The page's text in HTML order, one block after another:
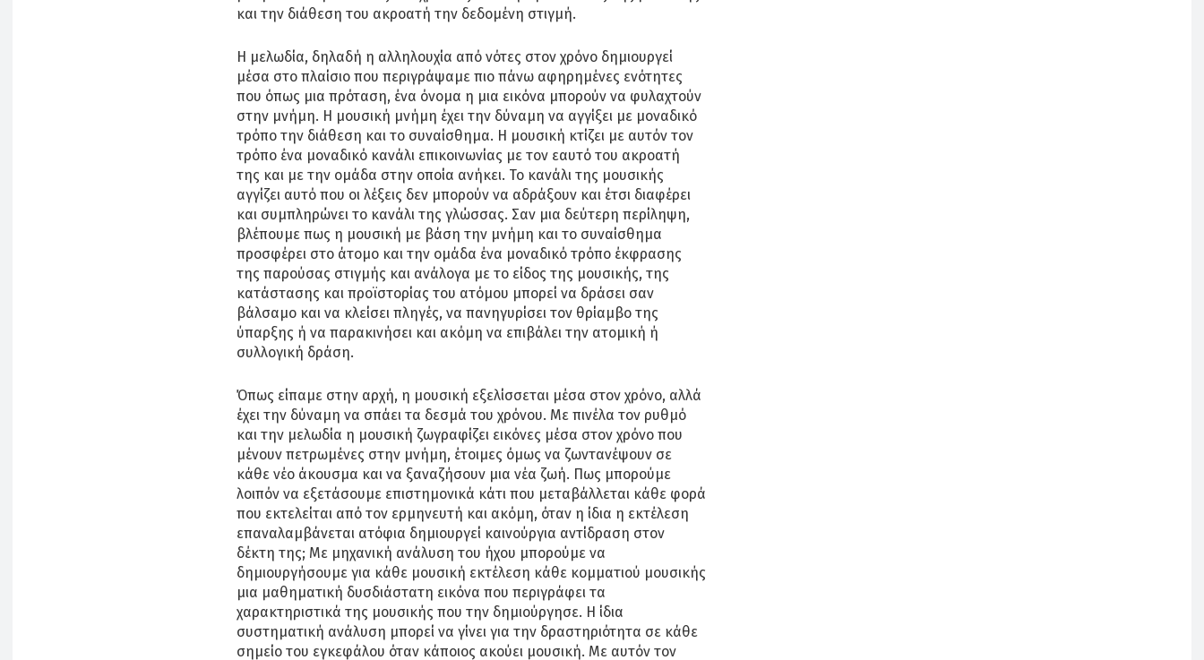
και την διάθεση του ακροατή την δεδομένη στιγμή.
Η μελωδία, δηλαδή η αλληλουχία από νότες στον χρόνο δημιουργεί
μέσα στο πλαίσιο που περιγράψαμε πιο πάνω αφηρημένες ενότητες
που όπως μια πρόταση, ένα όνομα η μια εικόνα μπορούν να φυλαχτούν
στην μνήμη. Η μουσική μνήμη έχει την δύναμη να αγγίξει με μοναδικό
τρόπο την διάθεση και το συναίσθημα. Η μουσική κτίζει με αυτόν τον
τρόπο ένα μοναδικό κανάλι επικοινωνίας με τον εαυτό του ακροατή
της και με την ομάδα στην οποία ανήκει. Το κανάλι της μουσικής
αγγίζει αυτό που οι λέξεις δεν μπορούν να αδράξουν και έτσι διαφέρει
και συμπληρώνει το κανάλι της γλώσσας. Σαν μια δεύτερη περίληψη,
βλέπουμε πως η μουσική με βάση την μνήμη και το συναίσθημα
προσφέρει στο άτομο και την ομάδα ένα μοναδικό τρόπο έκφρασης
της παρούσας στιγμής και ανάλογα με το είδος της μουσικής, της
κατάστασης και προϊστορίας του ατόμου μπορεί να δράσει σαν
βάλσαμο και να κλείσει πληγές, να πανηγυρίσει τον θρίαμβο της
ύπαρξης ή να παρακινήσει και ακόμη να επιβάλει την ατομική ή
συλλογική δράση.
Όπως είπαμε στην αρχή, η μουσική εξελίσσεται μέσα στον χρόνο, αλλά
έχει την δύναμη να σπάει τα δεσμά του χρόνου. Με πινέλα τον ρυθμό
και την μελωδία η μουσική ζωγραφίζει εικόνες μέσα στον χρόνο που
μένουν πετρωμένες στην μνήμη, έτοιμες όμως να ζωντανέψουν σε
κάθε νέο άκουσμα και να ξαναζήσουν μια νέα ζωή. Πως μπορούμε
λοιπόν να εξετάσουμε επιστημονικά κάτι που μεταβάλλεται κάθε φορά
που εκτελείται από τον ερμηνευτή και ακόμη, όταν η ίδια η εκτέλεση
επαναλαμβάνεται ατόφια δημιουργεί καινούργια αντίδραση στον
δέκτη της; Με μηχανική ανάλυση του ήχου μπορούμε να
δημιουργήσουμε για κάθε μουσική εκτέλεση κάθε κομματιού μουσικής
μια μαθηματική δυσδιάστατη εικόνα που περιγράφει τα
χαρακτηριστικά της μουσικής που την δημιούργησε. Η ίδια
συστηματική ανάλυση μπορεί να γίνει για την δραστηριότητα σε κάθε
σημείο του εγκεφάλου όταν κάποιος ακούει μουσική. Με αυτόν τον